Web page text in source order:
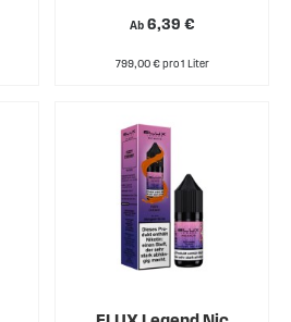
Ab 6,39 €
799,00 € pro 1 Liter